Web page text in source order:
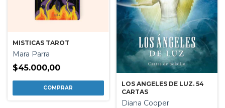
MISTICAS TAROT
Mara Parra
$45.000,00
LOS ANGELES DE LUZ. 54
CARTAS
Diana Cooper